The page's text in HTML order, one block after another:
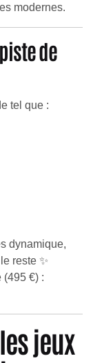
modernes.
de
tel que :
dynamique,
reste ✨
€) :
jeux